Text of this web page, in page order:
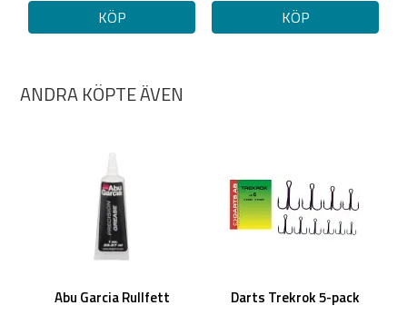
KÖP KÖP
ANDRA KÖPTE ÄVEN
Abu Garcia Rullfett Darts Trekrok 5-pack